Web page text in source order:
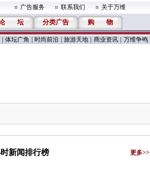
广告服务 联系我们 关于万维
坛 分类广告 购 物
体坛广角 时尚前沿 旅游天地 商业资讯 万维争鸣
新闻排行榜 更多>>